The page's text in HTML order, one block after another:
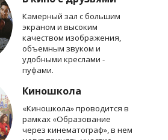
Камерный зал с большим
экраном и высоким
качеством изображения,
объемным звуком и
удобными креслами -
пуфами.
Киношкола
«Киношкола» проводится в
рамках «Образование
через кинематограф», в нем